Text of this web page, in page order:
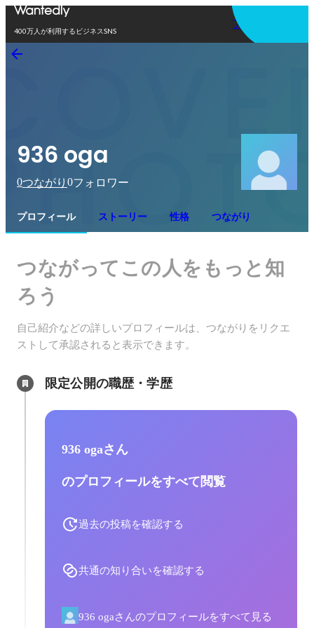
400万人が利用するビジネスSNS
アプリを使う
936 oga
0つながり 0フォロワー
プロフィール ストーリー 性格 つながり
つながってこの人をもっと知
ろう
自己紹介などの詳しいプロフィールは、つながりをリクエ
ストして承認されると表示できます。
限定公開の職歴・学歴
936 ogaさん
のプロフィールをすべて閲覧
過去の投稿を確認する
共通の知り合いを確認する
936 ogaさんのプロフィールをすべて見る